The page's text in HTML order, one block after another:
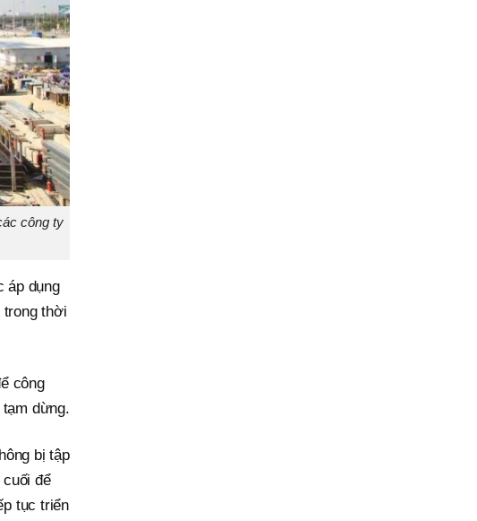
công ty
áp dụng
trong thời
công
dừng.
bị tập
để
tục triển